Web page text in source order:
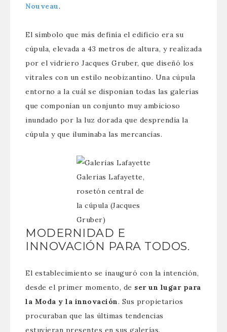
Nouveau.
El símbolo que más definía el edificio era su
cúpula, elevada a 43 metros de altura, y realizada
por el vidriero Jacques Gruber, que diseñó los
vitrales con un estilo neobizantino. Una cúpula
entorno a la cuál se disponían todas las galerías
que componían un conjunto muy ambicioso
inundado por la luz dorada que desprendía la
cúpula y que iluminaba las mercancías.
Galerias Lafayette,
rosetón central de
la cúpula (Jacques
Gruber)
MODERNIDAD E
INNOVACIÓN PARA TODOS.
El establecimiento se inauguró con la intención,
desde el primer momento, de ser un lugar para
la Moda y la innovación. Sus propietarios
procuraban que las últimas tendencias
estuvieran presentes en sus galerías.